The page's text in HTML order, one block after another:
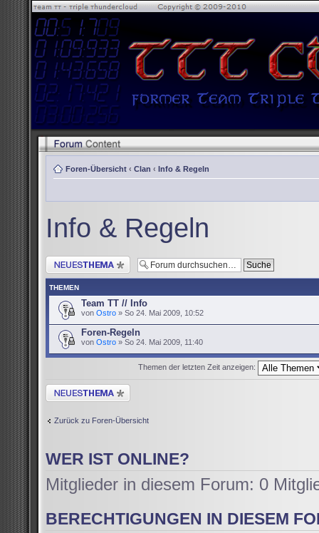
Foren-Übersicht ‹ Clan ‹ Info & Regeln
Info & Regeln
Neues Thema erstellen
THEMEN
Team TT // Info
von Ostro » So 24. Mai 2009, 10:52
Foren-Regeln
von Ostro » So 24. Mai 2009, 11:40
Themen der letzten Zeit anzeigen:
Neues Thema erstellen
Zurück zu Foren-Übersicht
WER IST ONLINE?
Mitglieder in diesem Forum: 0
BERECHTIGUNGEN IN DIESEM